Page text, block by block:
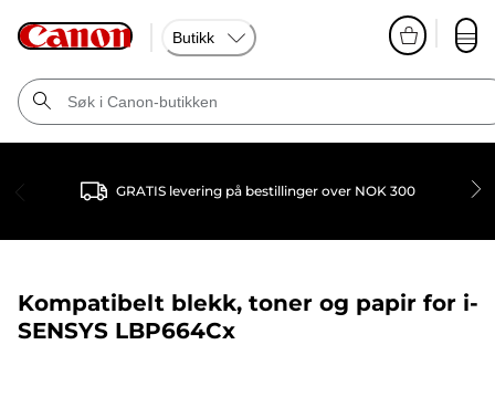
Butikk
GRATIS levering på bestillinger over NOK 300
Kompatibelt blekk, toner og papir for i-
SENSYS LBP664Cx